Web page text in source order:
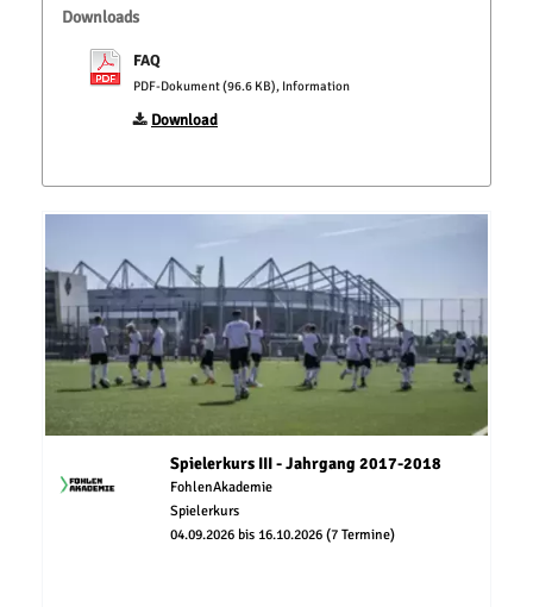
Downloads
FAQ
PDF-Dokument (96.6 KB), Information
Download
Spielerkurs III - Jahrgang 2017-2018
FohlenAkademie
Spielerkurs
04.09.2026 bis 16.10.2026 (7 Termine)